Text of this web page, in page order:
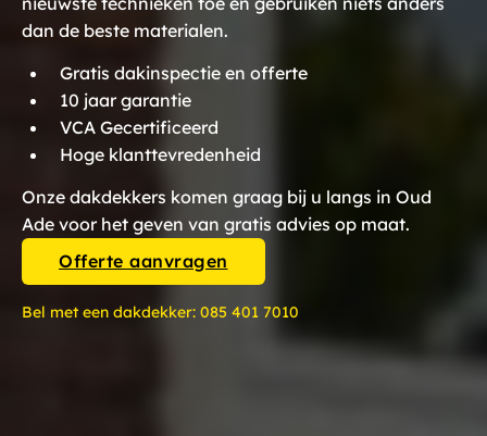
dan de beste materialen.
Gratis dakinspectie en offerte
10 jaar garantie
VCA Gecertificeerd
Hoge klanttevredenheid
Onze dakdekkers komen graag bij u langs in Oud
Ade voor het geven van gratis advies op maat.
Offerte aanvragen
Bel met een dakdekker: 085 401 7010